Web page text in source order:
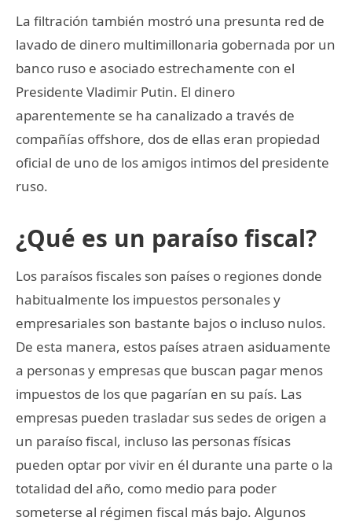
La filtración también mostró una presunta red de
lavado de dinero multimillonaria gobernada por un
banco ruso e asociado estrechamente con el
Presidente Vladimir Putin. El dinero
aparentemente se ha canalizado a través de
compañías offshore, dos de ellas eran propiedad
oficial de uno de los amigos intimos del presidente
ruso.
¿Qué es un paraíso fiscal?
Los paraísos fiscales son países o regiones donde
habitualmente los impuestos personales y
empresariales son bastante bajos o incluso nulos.
De esta manera, estos países atraen asiduamente
a personas y empresas que buscan pagar menos
impuestos de los que pagarían en su país. Las
empresas pueden trasladar sus sedes de origen a
un paraíso fiscal, incluso las personas físicas
pueden optar por vivir en él durante una parte o la
totalidad del año, como medio para poder
someterse al régimen fiscal más bajo. Algunos